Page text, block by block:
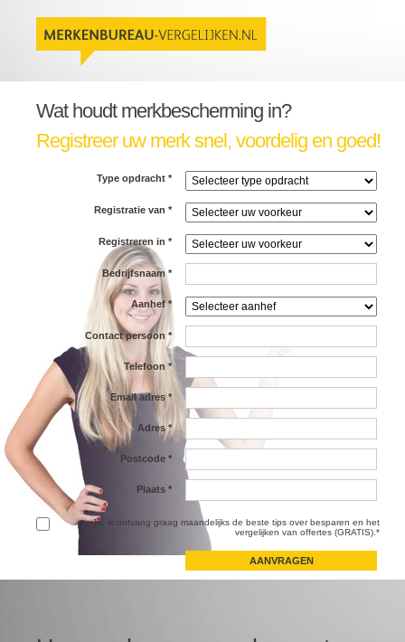
Wat houdt merkbescherming in?
Registreer uw merk snel, voordelig en goed!
Type opdracht *
Registratie van *
Registreren in *
Bedrijfsnaam*
Aanhef*
Contact persoon*
Telefoon *
Email adres *
Adres*
Postcode *
Plaats *
Ja, ik ontvang graag maandelijks de beste tips over besparen en het
vergelijken van offertes (GRATIS).*